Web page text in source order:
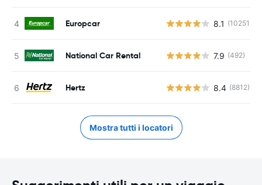
Europcar 8.1 (10251)
National Car Rental 7.9 (492)
Hertz 8.4 (8812)
Mostra tutti i locatori